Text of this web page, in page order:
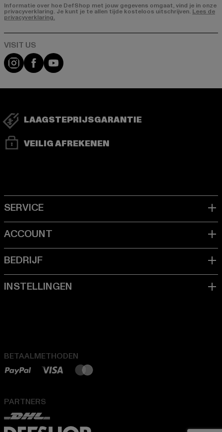
Informatie over hoe DefShop met jouw gegevens omgaat, vind je in onze
privacyverklaring. Je kunt je te allen tijde kosteloos uitschrijven. Lees de
privacyverklaring.
Visit our Instagram page:
Visit our Facebook page:
Visit our YouTube channel:
LAAGSTEPRIJSGARANTIE
VEILIG AFREKENEN
BETAALMETHODEN
PARTNERS